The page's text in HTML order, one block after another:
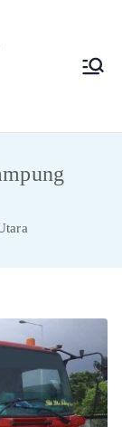
Berat
Indon
esia
Jasa Sewa Alat